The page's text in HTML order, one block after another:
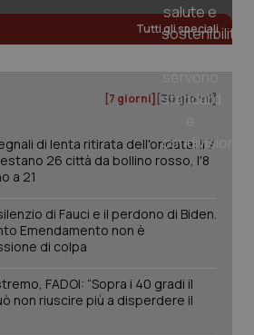
Tutti gli speciali
[7 giorni] [30 giorni]
di lenta ritirata dell'ondata: il 7
26 città da bollino rosso, l'8
a 21
di Fauci e il perdono di Biden.
Emendamento non è
di colpa
FADOI: “Sopra i 40 gradi il
non riuscire più a disperdere il
Google LLC
.quotidianosanita.it